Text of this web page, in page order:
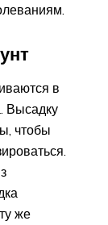
в
Высадку
чтобы
же